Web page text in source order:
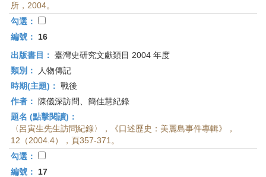
所，2004。
勾選：
編號：
16
出版書目： 臺灣史研究文獻類目 2004 年度
類別：
人物傳記
時期(主題)： 戰後
作者：
陳儀深訪問、簡佳慧紀錄
題名 (點擊閱讀)：
〈呂寅生先生訪問紀錄〉，《口述歷史：美麗島事件專輯》，
12（2004.4），頁357-371。
勾選：
編號：
17